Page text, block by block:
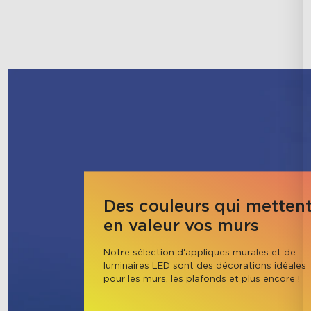
Des couleurs qui
en valeur vos murs
Notre sélection d'appliques murales et de
luminaires LED sont des décorations idéales
pour les murs, les plafonds et plus encore !